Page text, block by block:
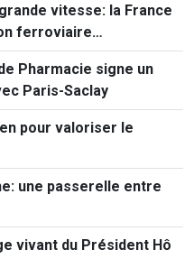
vitesse: la France
ferroviaire
Pharmacie signe un
Paris-Saclay
pour valoriser le
une passerelle entre
vivant du Président Hô